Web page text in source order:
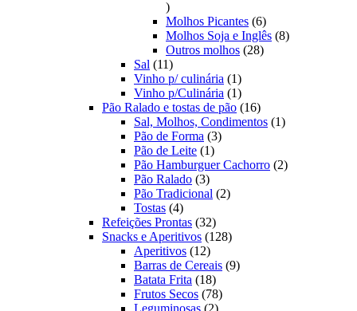
19
produtos
Molhos Picantes 66
produtos
Molhos Soja e Inglês 88
Outros molhos 2828
Sal 1111
produtos
Vinho p/ culinária 11
produto
Vinho p/Culinária 11
produto
Pão Ralado e tostas de pão 1616
produtos
Sal, Molhos, Condimentos 11
Pão de Forma 33
Pão de Leite 11
produto
Pão Hamburguer Cachorro 22
Pão Ralado 33
produtos
Pão Tradicional 22
Tostas 44
produtos
Refeições Prontas 3232
produtos
Snacks e Aperitivos 128128
Aperitivos 1212
produtos
Barras de Cereais 99
Batata Frita 1818
produtos
Frutos Secos 7878
produtos
Leguminosas 22